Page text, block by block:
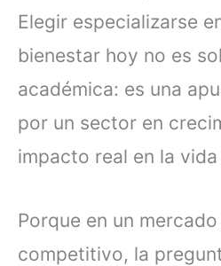
Elegir especializarse
bienestar hoy no es
académica: es una
por un sector en
impacto real en la
Porque en un
competitivo, la